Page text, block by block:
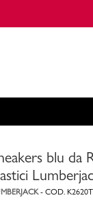
Consigli
blu da
- COD.